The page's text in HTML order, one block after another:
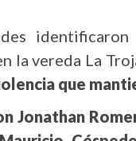
la vereda La
que
Jonathan